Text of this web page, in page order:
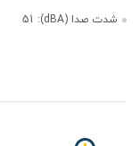
شدت صدا (dBA):
51